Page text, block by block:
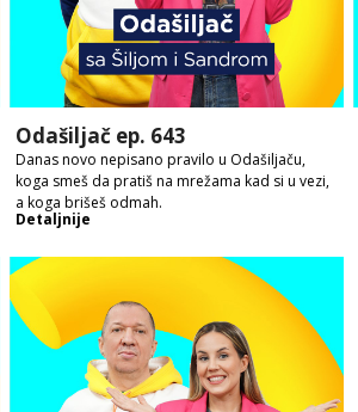
Odašiljač ep. 643
Danas novo nepisano pravilo u Odašiljaču,
koga smeš da pratiš na mrežama kad si u vezi,
a koga brišeš odmah.
Detaljnije